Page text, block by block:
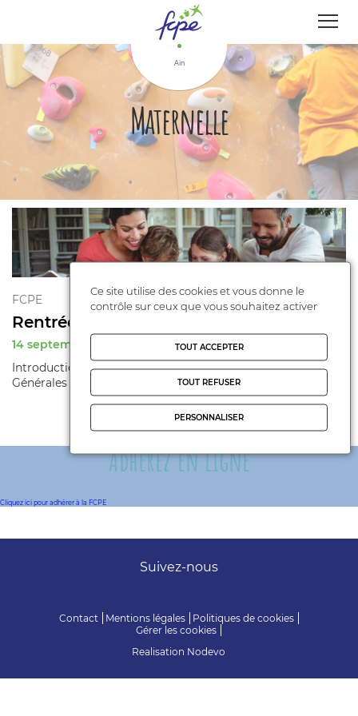
Ain
Maternelle
FCPE
Rentrée Scolaire 2025
14 septembre 2025
Introduction A votre rencontre lors des Assemblées
Générales ...
Adhérez en ligne
Cliquez ici pour adhérer à la FCPE
Contact Mentions légales
Politiques de cookies
Gérer les cookies
Realisation Nodevo
Suivez-nous
Ce site utilise des cookies et vous donne le
contrôle sur ceux que vous souhaitez activer
TOUT ACCEPTER
TOUT REFUSER
PERSONNALISER